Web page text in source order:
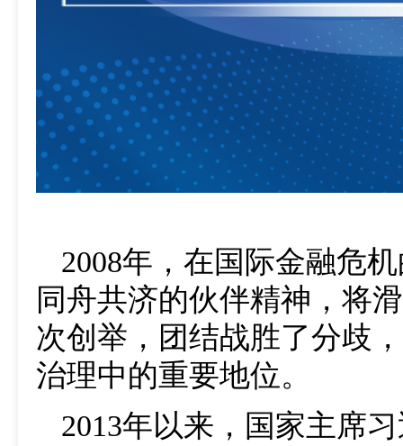
2008年，在国际金融危
同舟共济的伙伴精神，将
次创举，团结战胜了分歧
治理中的重要地位。
2013年以来，国家主席